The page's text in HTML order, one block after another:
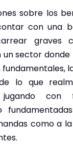
sobre los
con una
graves
un sector
lo que
con
como a